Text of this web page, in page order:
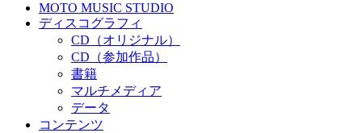
MOTO MUSIC STUDIO
ディスコグラフィ
CD（オリジナル）
CD（参加作品）
書籍
マルチメディア
データ
コンテンツ